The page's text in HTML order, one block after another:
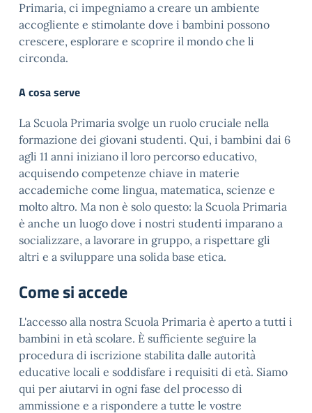
Primaria, ci impegniamo a creare un ambiente
accogliente e stimolante dove i bambini possono
crescere, esplorare e scoprire il mondo che li
circonda.
A cosa serve
La Scuola Primaria svolge un ruolo cruciale nella
formazione dei giovani studenti. Qui, i bambini dai 6
agli 11 anni iniziano il loro percorso educativo,
acquisendo competenze chiave in materie
accademiche come lingua, matematica, scienze e
molto altro. Ma non è solo questo: la Scuola Primaria
è anche un luogo dove i nostri studenti imparano a
socializzare, a lavorare in gruppo, a rispettare gli
altri e a sviluppare una solida base etica.
Come si accede
L'accesso alla nostra Scuola Primaria è aperto a tutti i
bambini in età scolare. È sufficiente seguire la
procedura di iscrizione stabilita dalle autorità
educative locali e soddisfare i requisiti di età. Siamo
qui per aiutarvi in ogni fase del processo di
ammissione e a rispondere a tutte le vostre